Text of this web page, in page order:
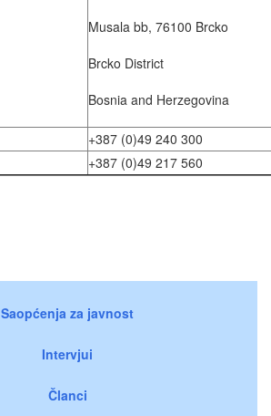
Musala bb, 76100 Brcko
Brcko District
Bosnia and Herzegovina
+387 (0)49 240 300
+387 (0)49 217 560
Saopćenja za javnost
Intervjui
Članci